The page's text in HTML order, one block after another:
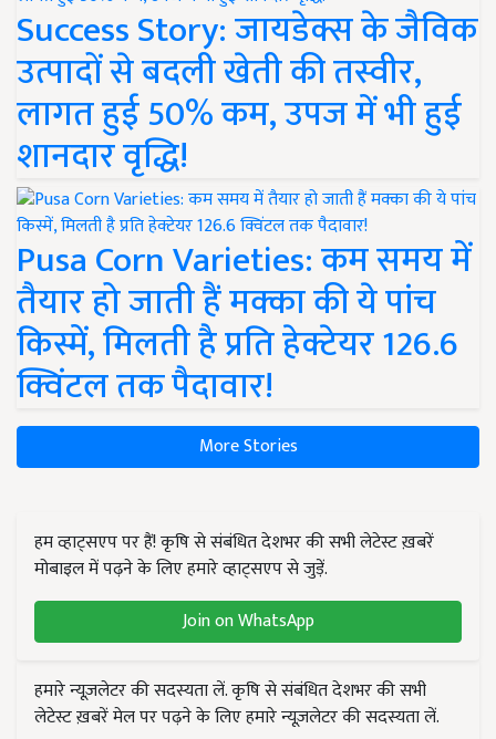
Success Story: जायडेक्स के जैविक
उत्पादों से बदली खेती की तस्वीर,
लागत हुई 50% कम, उपज में भी हुई
शानदार वृद्धि!
Pusa Corn Varieties: कम समय में
तैयार हो जाती हैं मक्का की ये पांच
किस्में, मिलती है प्रति हेक्टेयर 126.6
क्विंटल तक पैदावार!
More Stories
हम व्हाट्सएप पर हैं! कृषि से संबंधित देशभर की सभी लेटेस्ट ख़बरें
मोबाइल में पढ़ने के लिए हमारे व्हाट्सएप से जुड़ें.
Join on WhatsApp
हमारे न्यूज़लेटर की सदस्यता लें. कृषि से संबंधित देशभर की सभी
लेटेस्ट ख़बरें मेल पर पढ़ने के लिए हमारे न्यूज़लेटर की सदस्यता लें.